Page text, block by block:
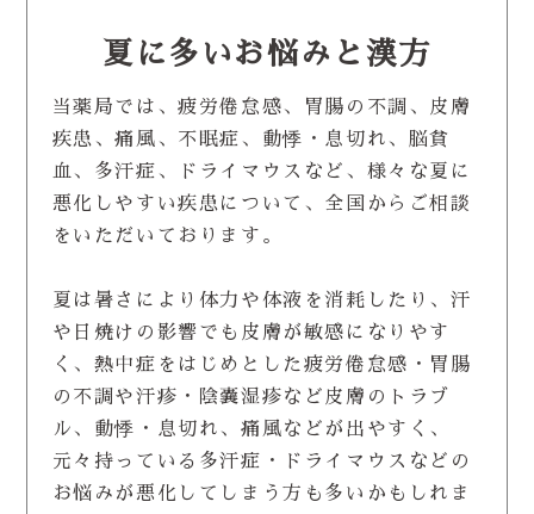
夏に多いお悩みと漢方
当薬局では、疲労倦怠感、胃腸の不調、皮膚
疾患、痛風、不眠症、動悸・息切れ、脳貧
血、多汗症、ドライマウスなど、様々な夏に
悪化しやすい疾患について、全国からご相談
をいただいております。
夏は暑さにより体力や体液を消耗したり、汗
や日焼けの影響でも皮膚が敏感になりやす
く、熱中症をはじめとした疲労倦怠感・胃腸
の不調や汗疹・陰嚢湿疹など皮膚のトラブ
ル、動悸・息切れ、痛風などが出やすく、
元々持っている多汗症・ドライマウスなどの
お悩みが悪化してしまう方も多いかもしれま